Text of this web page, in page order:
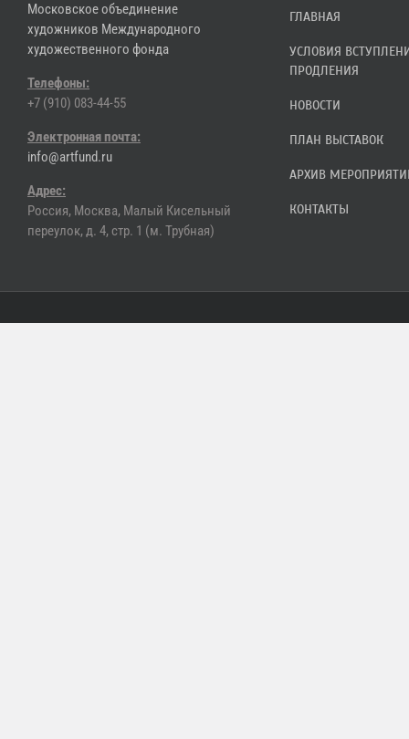
Московское объединение
художников Международного
художественного фонда
Телефоны:
+7 (910) 083-44-55
Электронная почта:
info@artfund.ru
Адрес:
Россия, Москва, Малый Кисельный
переулок, д. 4, стр. 1 (м. Трубная)
ГЛАВНАЯ
УСЛОВИЯ
ПРОДЛЕНИЯ
НОВОСТИ
ПЛАН ВЫСТАВОК
АРХИВ
КОНТАКТЫ